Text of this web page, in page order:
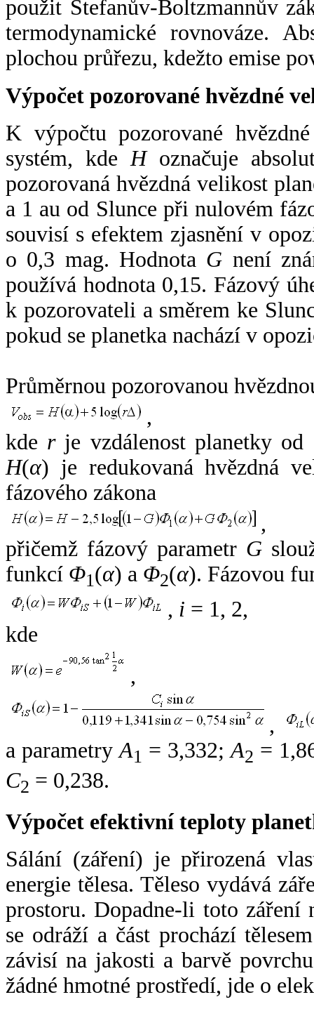
použit Stefanův-Boltzmannův
termodynamické rovnováze.
plochou průřezu, kdežto emise
Výpočet pozorované hvězdné
K výpočtu pozorované
systém, kde Hoznačuje
pozorovaná hvězdná velikost
a 1 au od Slunce při nulovém
souvisí s efektem zjasnění v
o 0,3 mag. Hodnota G není
používá hodnota 0,15. Fázový
k pozorovateli a směrem ke
pokud se planetka nachází v
Průměrnou pozorovanou
,
kde rje vzdálenost planetky od
H(α) je redukovaná hvězdná
fázového zákona
,
přičemž fázový parametr G
funkcí Φ1(α) a Φ2(α). Fázovou
, i = 1, 2,
kde
,
,
a parametryA1 = 3,332;A2 =
C2 = 0,238.
Výpočet efektivní teploty
Sálání (záření) je přirozená
energie tělesa. Těleso vydává
prostoru. Dopadne-li toto záření
se odráží a část prochází
závisí na jakosti a barvě
žádné hmotné prostředí, jde o